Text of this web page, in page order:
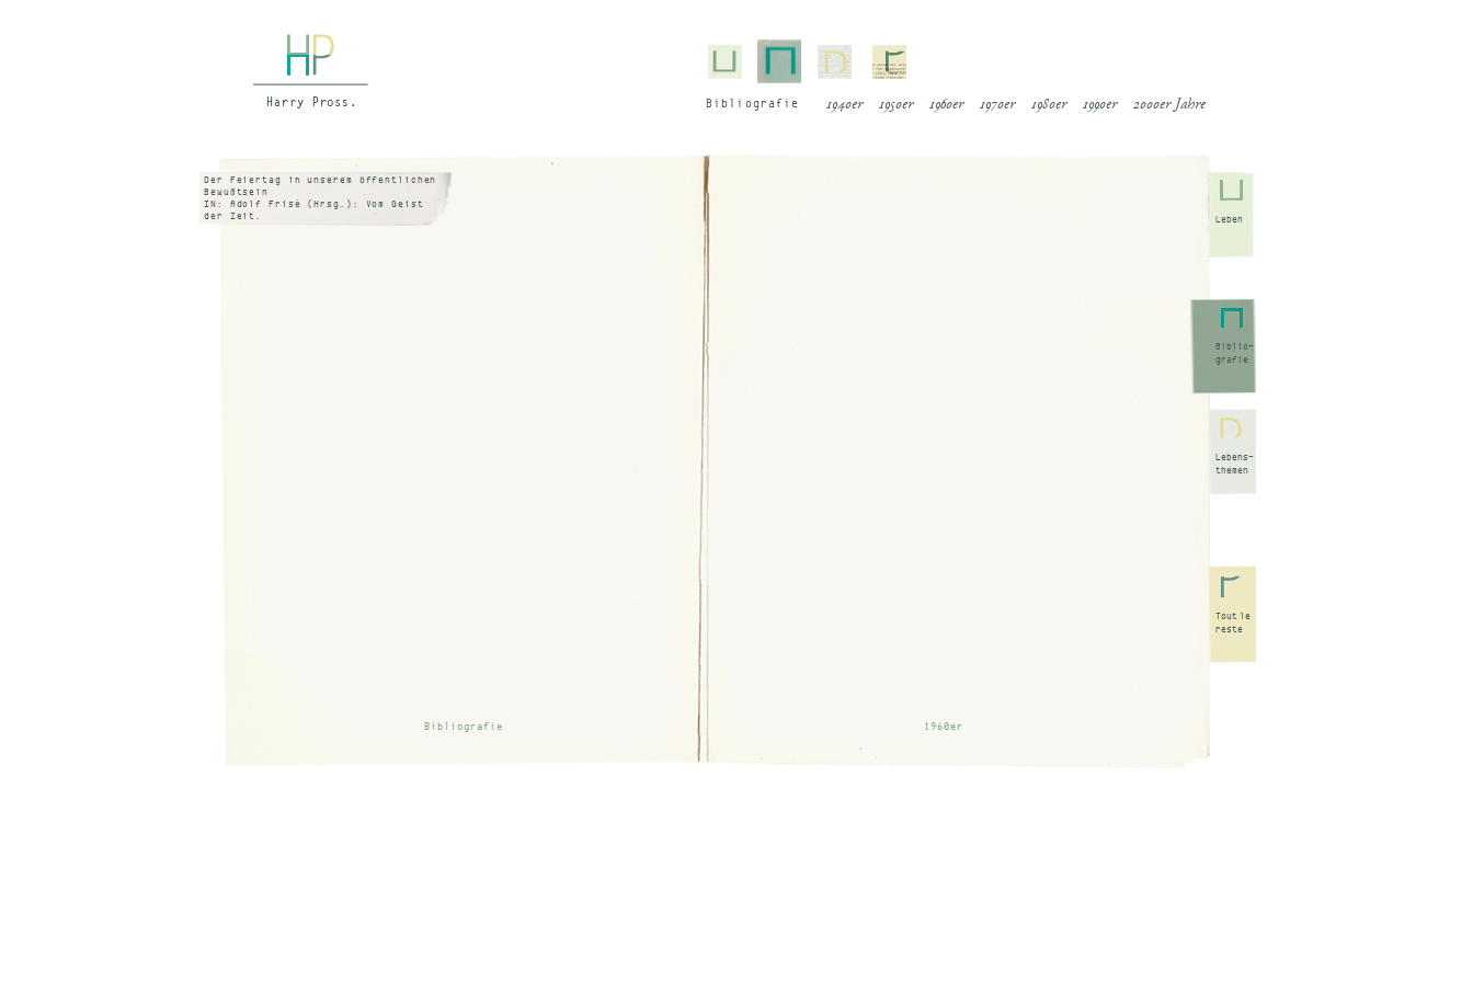
Bi­blio­gra­fie 1940er 1950er 1960er 1970er 1980er 1990er 2000er Jahre
Der Feiertag in unserem öffentlichen
Bewußtsein
IN: Adolf Frisé (Hrsg.): Vom Geist
der Zeit.
Bibliografie 1960er
Leben
Biblio-
grafie
Lebens-
themen
Tout le
reste